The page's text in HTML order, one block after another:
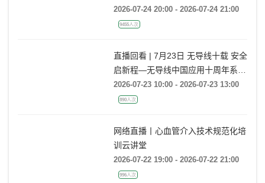
2026-07-24 20:00 - 2026-07-24 21:00
9455人次
直播回看 | 7月23日 无导线十载 安全
启新程—无导线中国应用十周年系列
活动
2026-07-23 10:00 - 2026-07-23 13:00
890人次
网络直播丨心血管介入技术规范化培
训云讲堂
2026-07-22 19:00 - 2026-07-22 21:00
996人次